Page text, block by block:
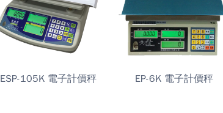
ESP-105K 電子計價秤 EP-6K 電子計價秤